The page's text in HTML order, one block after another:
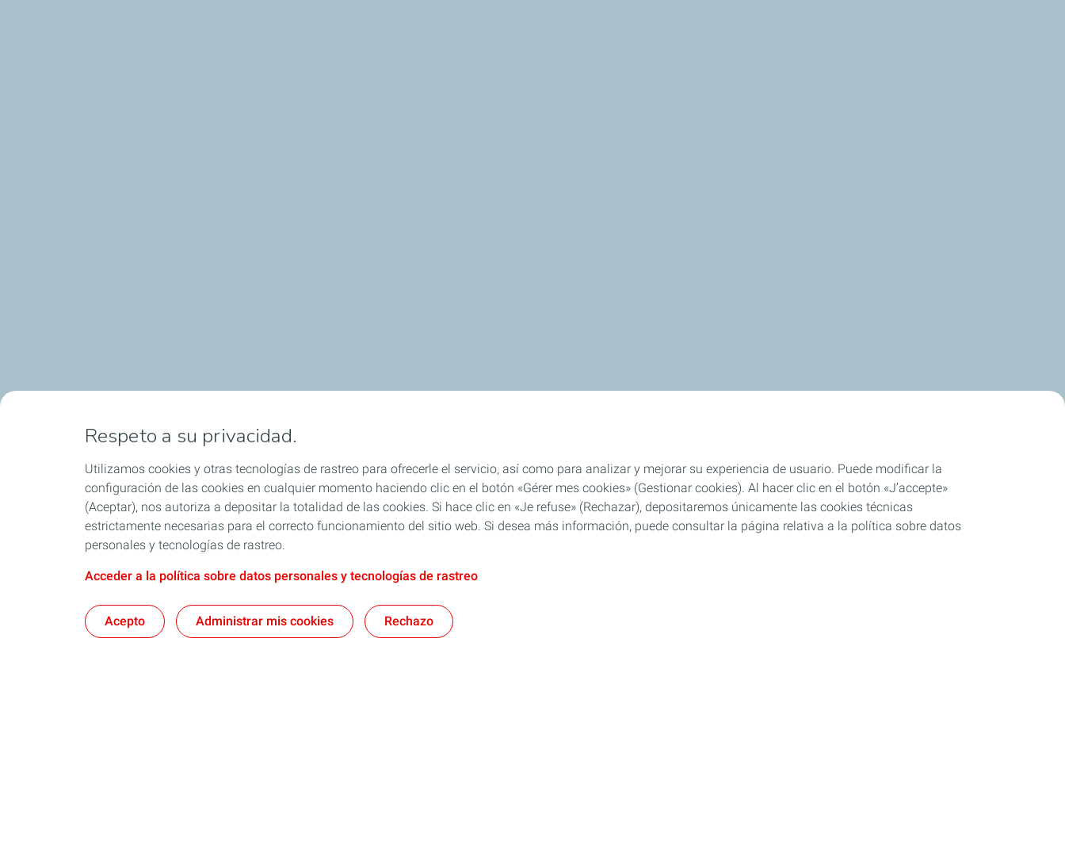
Respeto a su privacidad.
Utilizamos cookies y otras tecnologías de rastreo para ofrecerle el servicio, así como para analizar y mejorar su experiencia de usuario. Puede modificar la
configuración de las cookies en cualquier momento haciendo clic en el botón «Gérer mes cookies» (Gestionar cookies). Al hacer clic en el botón «J’accepte»
(Aceptar), nos autoriza a depositar la totalidad de las cookies. Si hace clic en «Je refuse» (Rechazar), depositaremos únicamente las cookies técnicas
estrictamente necesarias para el correcto funcionamiento del sitio web. Si desea más información, puede consultar la página relativa a la política sobre datos
personales y tecnologías de rastreo.
Acceder a la política sobre datos personales y tecnologías de rastreo
Acepto Administrar mis cookies Rechazo